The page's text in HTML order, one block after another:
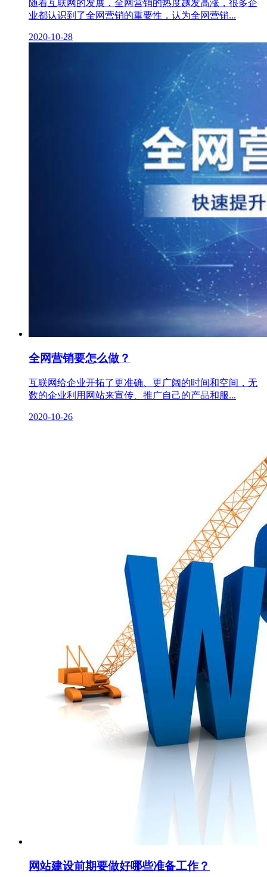
随着互联网的发展，全网营销的热度越发高涨，很多企
业都认识到了全网营销的重要性，认为全网营销...
2020-10-28
全网营销要怎么做？
互联网给企业开拓了更准确、更广阔的时间和空间，无
数的企业利用网站来宣传、推广自己的产品和服...
2020-10-26
网站建设前期要做好哪些准备工作？